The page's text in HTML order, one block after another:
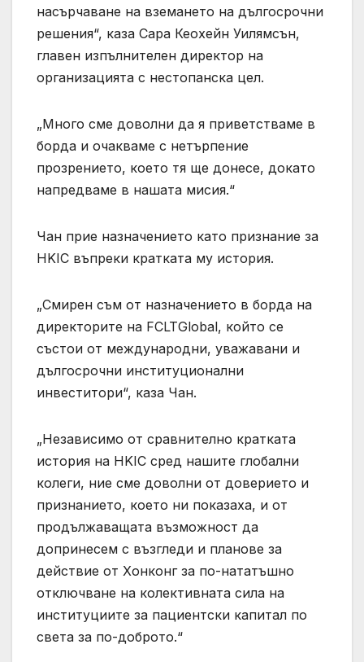
насърчаване на вземането на дългосрочни
решения“, каза Сара Кеохейн Уилямсън,
главен изпълнителен директор на
организацията с нестопанска цел.
„Много сме доволни да я приветстваме в
борда и очакваме с нетърпение
прозрението, което тя ще донесе, докато
напредваме в нашата мисия.“
Чан прие назначението като признание за
HKIC въпреки кратката му история.
„Смирен съм от назначението в борда на
директорите на FCLTGlobal, който се
състои от международни, уважавани и
дългосрочни институционални
инвеститори“, каза Чан.
„Независимо от сравнително кратката
история на HKIC сред нашите глобални
колеги, ние сме доволни от доверието и
признанието, което ни показаха, и от
продължаващата възможност да
допринесем с възгледи и планове за
действие от Хонконг за по-нататъшно
отключване на колективната сила на
институциите за пациентски капитал по
света за по-доброто.“